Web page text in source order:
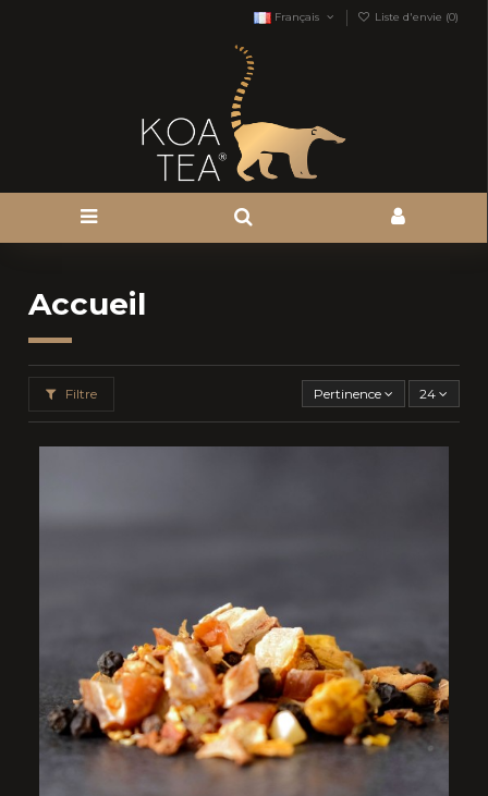
Français Liste d'envie (0)
Accueil
Filtre Pertinence 24